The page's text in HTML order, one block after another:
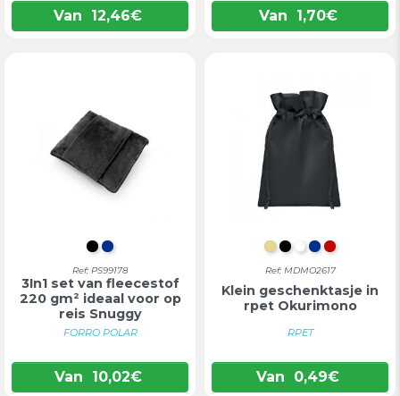
Van 12,46€ Van 1,70€
ZWART
BLAUW
Ref: PS99178
3In1 set van fleecestof
220 gm² ideaal voor op
reis Snuggy
FORRO POLAR
Van 10,02€
IVORY
ZWART
WITBLAUW
ROOD
Ref: MDMO2617
Klein geschenktasje in
rpet Okurimono
RPET
Van 0,49€